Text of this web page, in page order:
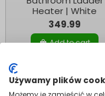
Używamy plików
Heater | White
349.99
Add to cart